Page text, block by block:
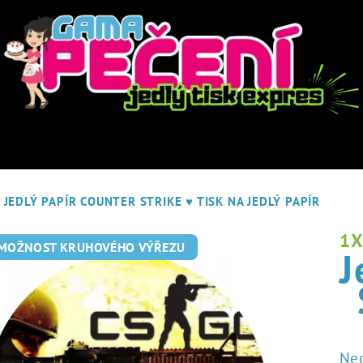
JEDLÝ PAPÍR COUNTER STRIKE♥ TISK NA JEDLÝ PAPÍR
1X
KRUHOVÉHO VÝŘEZU